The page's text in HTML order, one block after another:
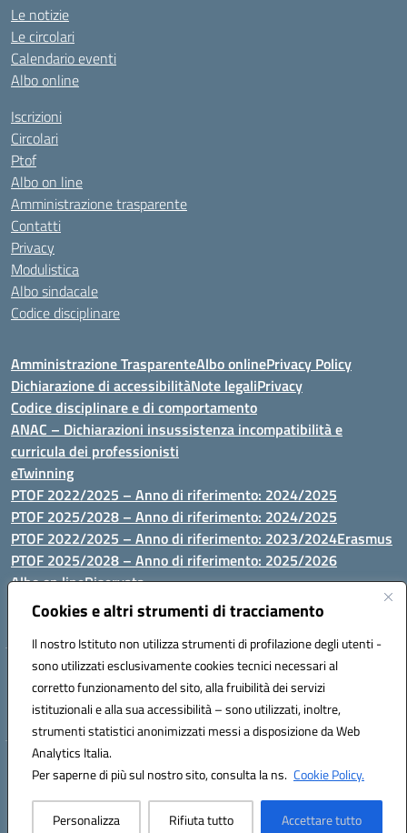
Cookies e altri strumenti di tracciamento
Il nostro Istituto non utilizza strumenti di profilazione degli utenti -
sono utilizzati esclusivamente cookies tecnici necessari al
corretto funzionamento del sito, alla fruibilità dei servizi
istituzionali e alla sua accessibilità – sono utilizzati, inoltre,
strumenti statistici anonimizzati messi a disposizione da Web
Analytics Italia.
Per saperne di più sul nostro sito, consulta la ns. Cookie Policy.
Personalizza Rifiuta tutto Accettare tutto
Le notizie
Le circolari
Calendario eventi
Albo online
Iscrizioni
Circolari
Ptof
Albo on line
Amministrazione trasparente
Contatti
Privacy
Modulistica
Albo sindacale
Codice disciplinare
Amministrazione TrasparenteAlbo onlinePrivacy Policy
Dichiarazione di accessibilitàNote legaliPrivacy
Codice disciplinare e di comportamento
ANAC – Dichiarazioni insussistenza incompatibilità e
curricula dei professionisti
eTwinning
PTOF 2022/2025 – Anno di riferimento: 2024/2025
PTOF 2025/2028 – Anno di riferimento: 2024/2025
PTOF 2022/2025 – Anno di riferimento: 2023/2024Erasmus
PTOF 2025/2028 – Anno di riferimento: 2025/2026
Albo on lineRiservata
P.N. Dotazione di attrezzature per le palestre
Via Luna e Sole, 44 07100, Sassari - Tel 079293287 - Fax 0793764116
- Mail: ssvc010009@istruzione.it - PEC: ssvc010009@pec.istruzione.it
- C.F. / P.IVA Convitto 80000150906 - C.F. Scuole 92073300904
Hosting & Powered by 3D Solution S.r.l.
Concept & Design by Designers Italia